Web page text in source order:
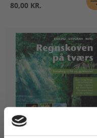
80,00 KR.